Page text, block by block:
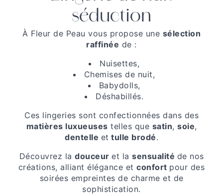
séduction
À Fleur de Peau vous propose une sélection
raffinée de :
Nuisettes,
Chemises de nuit,
Babydolls,
Déshabillés.
Ces lingeries sont confectionnées dans des
matières luxueuses telles que satin, soie,
dentelle et tulle brodé.
Découvrez la douceur et la sensualité de nos
créations, alliant élégance etconfort pour des
soirées empreintes de charme et de
sophistication.